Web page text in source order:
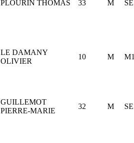
PLOURIN THOMAS 33 M SE
LE DAMANY
OLIVIER
10 M M1
GUILLEMOT
PIERRE-MARIE
32 M SE